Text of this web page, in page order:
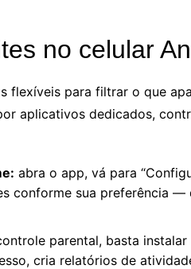
no celular
flexíveis para filtrar o que
aplicativos dedicados,
abra o app, vá para
conforme sua preferência
parental, basta
cria relatórios de